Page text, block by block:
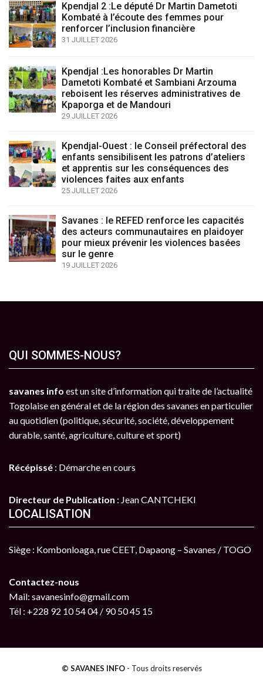
Kpendjal 2 :Le député Dr Martin Dametoti
Kombaté à l’écoute des femmes pour
renforcer l’inclusion financière
31 JUILLET 2026
Kpendjal :Les honorables Dr Martin
Dametoti Kombaté et Sambiani Arzouma
reboisent les réserves administratives de
Kpaporga et de Mandouri
29 JUILLET 2026
Kpendjal-Ouest : le Conseil préfectoral des
enfants sensibilisent les patrons d’ateliers
et apprentis sur les conséquences des
violences faites aux enfants
25 JUILLET 2026
Savanes : le REFED renforce les capacités
des acteurs communautaires en plaidoyer
pour mieux prévenir les violences basées
sur le genre
19 JUILLET 2026
QUI SOMMES-NOUS?
savanes info est un site d’information qui traite de l’actualité
Togolaise en général et de la région des savanes en particulier
au quotidien (politique, sécurité, société, développement
durable, santé, agriculture, culture et sport)
Récépissé : Démarche en cours
Directeur de Publication : Jean CANTCHEKI
LOCALISATION
Siège : Kombonloaga, rue CEET, Dapaong – Savanes / TOGO
Contactez-nous
Mail: savanesinfo@gmail.com
Tél : +228 92 10 54 04 / 90 50 45 15
© SAVANES INFO- Tous droits reservés